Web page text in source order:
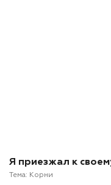
Я приезжал к
Тема: Корни